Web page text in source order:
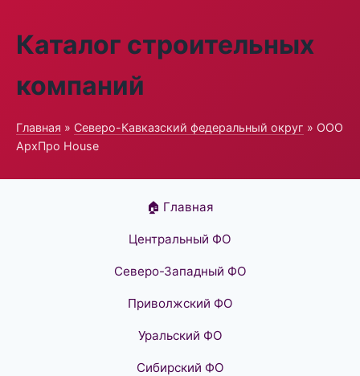
Каталог строительных
компаний
Главная » Северо-Кавказский федеральный округ » ООО
АрхПро House
🏠 Главная
Центральный ФО
Северо-Западный ФО
Приволжский ФО
Уральский ФО
Сибирский ФО